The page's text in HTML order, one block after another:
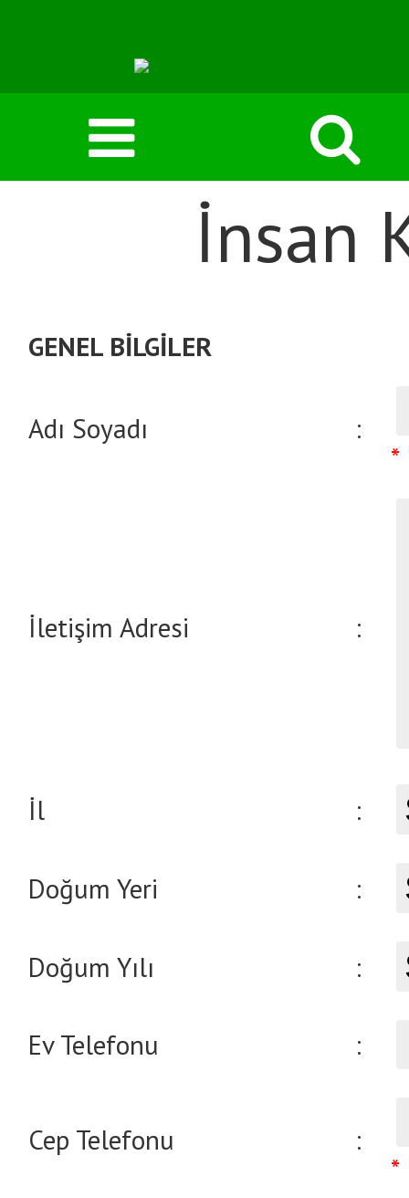
İnsan
GENEL BİLGİLER
Adı Soyadı
:
*
İletişim Adresi :
İl :
Doğum Yeri :
Doğum Yılı :
Ev Telefonu :
Cep Telefonu
:
*